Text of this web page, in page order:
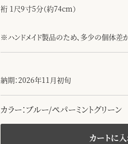
裄 1尺9寸5分（約74cm）
※ハンドメイド製品のため、多少の個体差
納期：2026年11月初旬
カラー：ブルー/ペパーミントグリーン
カートに